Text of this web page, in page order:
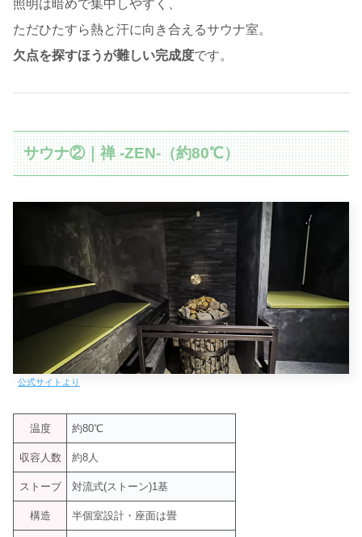
照明は暗めで集中しやすく、
ただひたすら熱と汗に向き合えるサウナ室。
欠点を探すほうが難しい完成度です。
サウナ②｜禅 -ZEN-（約80℃）
公式サイトより
温度 約80℃
収容人数 約8人
ストーブ 対流式(ストーン)1基
構造 半個室設計・座面は畳